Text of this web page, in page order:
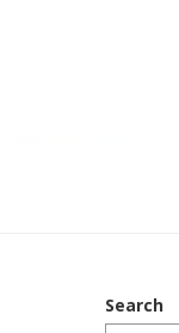
Search